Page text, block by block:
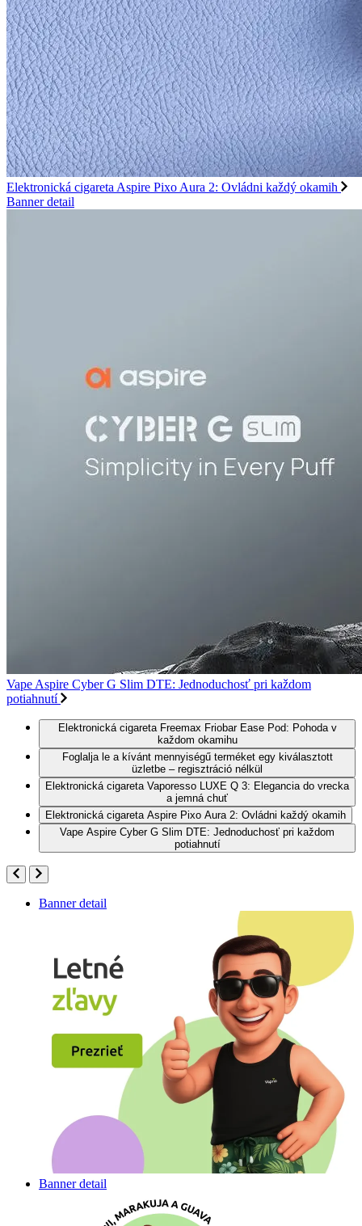
Elektronická cigareta Aspire Pixo Aura 2: Ovládni každý okamih
Banner detail
Vape Aspire Cyber G Slim DTE: Jednoduchosť pri každom
potiahnutí
Elektronická cigareta Freemax Friobar Ease Pod: Pohoda v
každom okamihu
Foglalja le a kívánt mennyiségű terméket egy kiválasztott
üzletbe – regisztráció nélkül
Elektronická cigareta Vaporesso LUXE Q 3: Elegancia do vrecka
a jemná chuť
Elektronická cigareta Aspire Pixo Aura 2: Ovládni každý okamih
Vape Aspire Cyber G Slim DTE: Jednoduchosť pri každom
potiahnutí
Banner detail
Banner detail